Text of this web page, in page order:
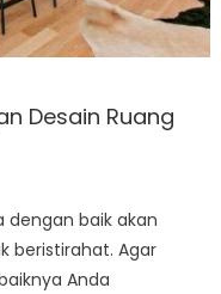
Desain Ruang
dengan baik akan
beristirahat. Agar
Anda